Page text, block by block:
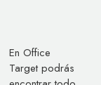
En Office
Target podrás